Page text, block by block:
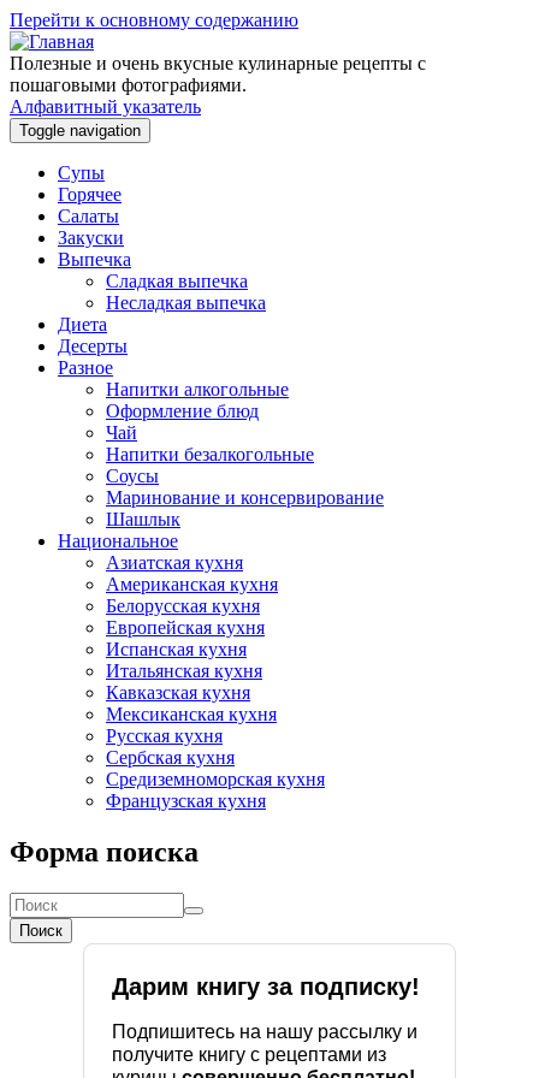
Subscribe to our
To enable permission prompts, click
on the notification icon
Перейти к основному содержанию
Полезные и очень вкусные кулинарные рецепты с
пошаговыми фотографиями.
Алфавитный указатель
Toggle navigation
Супы
Горячее
Салаты
Закуски
Выпечка
Сладкая выпечка
Несладкая выпечка
Диета
Десерты
Разное
Напитки алкогольные
Оформление блюд
Чай
Напитки безалкогольные
Соусы
Маринование и консервирование
Шашлык
Национальное
Азиатская кухня
Американская кухня
Белорусская кухня
Европейская кухня
Испанская кухня
Итальянская кухня
Кавказская кухня
Мексиканская кухня
Русская кухня
Сербская кухня
Средиземноморская кухня
Французская кухня
Форма поиска
Поиск
Дарим книгу за подписку!
Подпишитесь на нашу рассылку и
получите книгу с рецептами из